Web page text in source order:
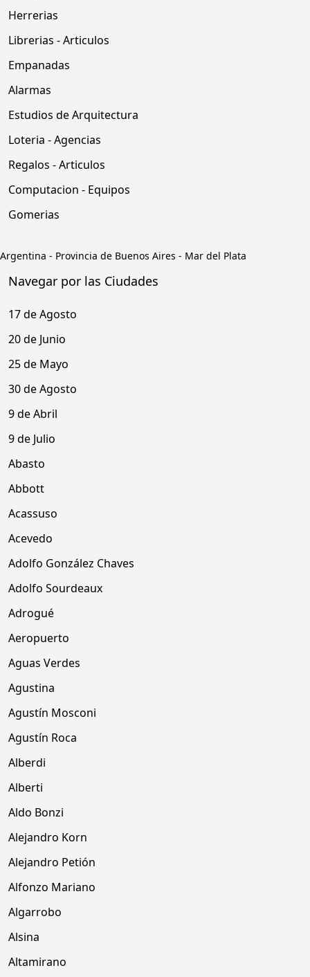
Herrerias
Librerias - Articulos
Empanadas
Alarmas
Estudios de Arquitectura
Loteria - Agencias
Regalos - Articulos
Computacion - Equipos
Gomerias
Argentina - Provincia de Buenos Aires - Mar del Plata
Navegar por las Ciudades
17 de Agosto
20 de Junio
25 de Mayo
30 de Agosto
9 de Abril
9 de Julio
Abasto
Abbott
Acassuso
Acevedo
Adolfo González Chaves
Adolfo Sourdeaux
Adrogué
Aeropuerto
Aguas Verdes
Agustina
Agustín Mosconi
Agustín Roca
Alberdi
Alberti
Aldo Bonzi
Alejandro Korn
Alejandro Petión
Alfonzo Mariano
Algarrobo
Alsina
Altamirano